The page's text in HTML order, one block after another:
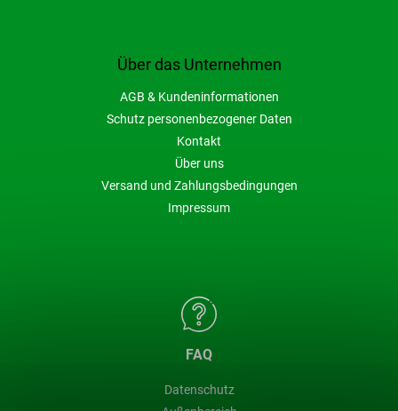
Über das Unternehmen
AGB & Kundeninformationen
Schutz personenbezogener Daten
Kontakt
Über uns
Versand und Zahlungsbedingungen
Impressum
FAQ
Datenschutz